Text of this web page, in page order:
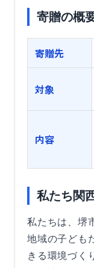
寄贈の概
寄贈先
対象
内容
私たち関
私たちは、堺
地域の子ども
きる環境づく